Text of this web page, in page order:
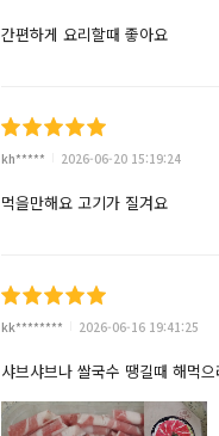
간편하게 요리할때 좋아요
kh***** 2026-06-20 15:19:24
먹을만해요 고기가 질겨요
kk******** 2026-06-16 19:41:25
샤브샤브나 쌀국수 땡길때 해먹